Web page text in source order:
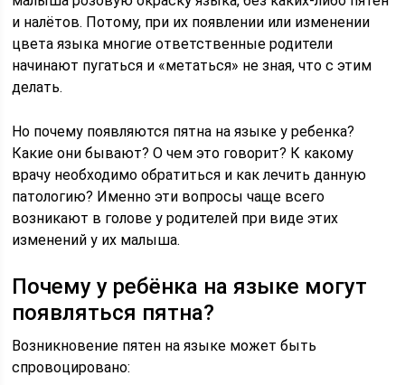
и налётов. Потому, при их появлении или изменении
цвета языка многие ответственные родители
начинают пугаться и «метаться» не зная, что с этим
делать.
Но почему появляются пятна на языке у ребенка?
Какие они бывают? О чем это говорит? К какому
врачу необходимо обратиться и как лечить данную
патологию? Именно эти вопросы чаще всего
возникают в голове у родителей при виде этих
изменений у их малыша.
Почему у ребёнка на языке могут
появляться пятна?
Возникновение пятен на языке может быть
спровоцировано: